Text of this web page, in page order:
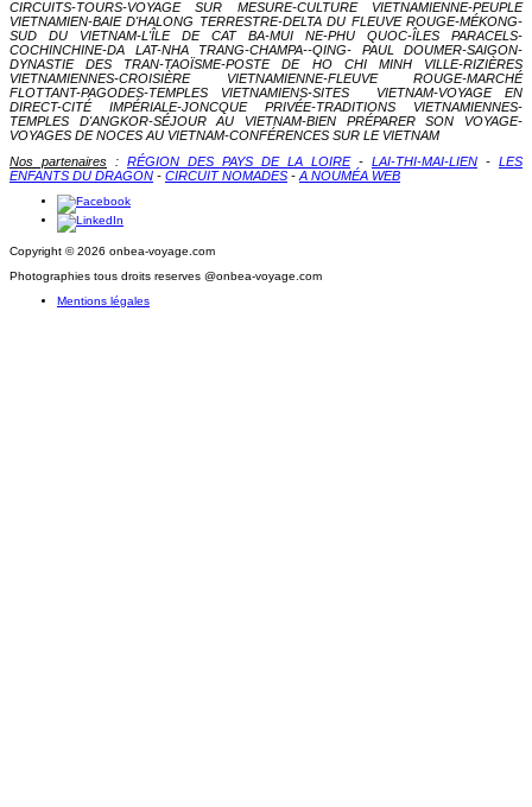
CIRCUITS-TOURS-VOYAGE SUR MESURE-CULTURE VIETNAMIENNE-PEUPLE
VIETNAMIEN-BAIE D'HALONG TERRESTRE-DELTA DU FLEUVE ROUGE-MÉKONG-
SUD DU VIETNAM-L'ÎLE DE CAT BA-MUI NE-PHU QUOC-ÎLES PARACELS-
COCHINCHINE-DA LAT-NHA TRANG-CHAMPA--QING- PAUL DOUMER-SAIGON-
DYNASTIE DES TRAN-TAOÏSME-POSTE DE HO CHI MINH VILLE-RIZIÈRES
VIETNAMIENNES-CROISIÈRE VIETNAMIENNE-FLEUVE ROUGE-MARCHÉ
FLOTTANT-PAGODES-TEMPLES VIETNAMIENS-SITES VIETNAM-VOYAGE EN
DIRECT-CITÉ IMPÉRIALE-JONCQUE PRIVÉE-TRADITIONS VIETNAMIENNES-
TEMPLES D'ANGKOR-SÉJOUR AU VIETNAM-BIEN PRÉPARER SON VOYAGE-
VOYAGES DE NOCES AU VIETNAM-CONFÉRENCES SUR LE VIETNAM
Nos partenaires : RÉGION DES PAYS DE LA LOIRE- LAI-THI-MAI-LIEN - LES
ENFANTS DU DRAGON - CIRCUIT NOMADES - A NOUMÉA WEB
Copyright © 2026 onbea-voyage.com
Photographies tous droits reserves @onbea-voyage.com
Mentions légales